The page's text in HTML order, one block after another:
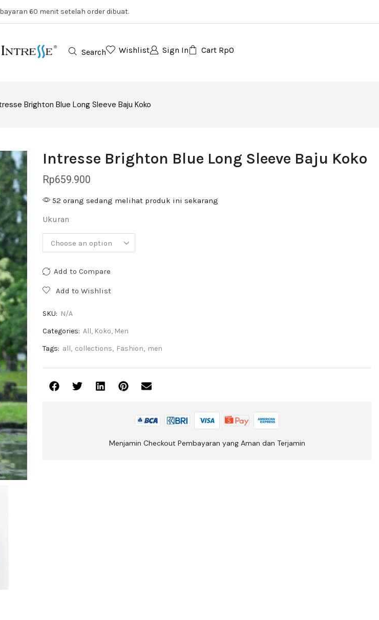
60 menit setelah order dibuat.
Search Wishlist Sign In Cart Rp0
Brighton Blue Long Sleeve Baju Koko
Intresse Brighton Blue Long Sleeve Baju Koko
Rp659.900
52 orang sedang melihat produk ini sekarang
Ukuran
Add to Compare
Add to Wishlist
SKU: N/A
Categories: All, Koko, Men
Tags: all, collections, Fashion, men
Menjamin Checkout Pembayaran yang Aman dan Terjamin